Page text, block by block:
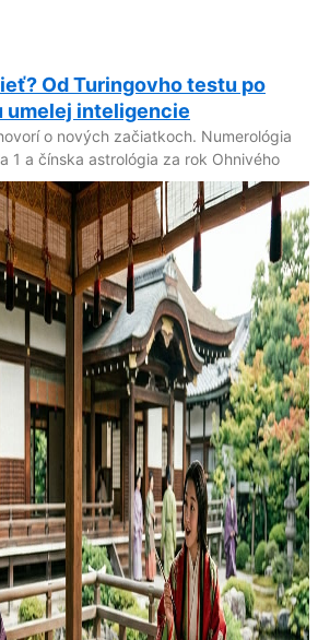
Od Turingovho testu po
umelej inteligencie
o nových začiatkoch. Numerológia
1 a čínska astrológia za rok Ohnivého